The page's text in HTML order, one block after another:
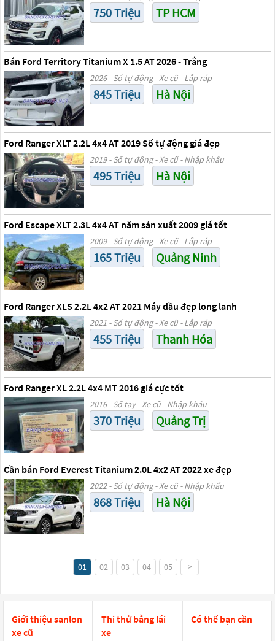
750 Triệu TP HCM
Bán Ford Territory Titanium X 1.5 AT 2026 - Trắng
2026 - Số tự động - Xe cũ - Lắp ráp
845 Triệu Hà Nội
Ford Ranger XLT 2.2L 4x4 AT 2019 Số tự động giá đẹp
2019 - Số tự động - Xe cũ - Nhập khẩu
495 Triệu Hà Nội
Ford Escape XLT 2.3L 4x4 AT năm sản xuất 2009 giá tốt
2009 - Số tự động - Xe cũ - Lắp ráp
165 Triệu Quảng Ninh
Ford Ranger XLS 2.2L 4x2 AT 2021 Máy dầu đẹp long lanh
2021 - Số tự động - Xe cũ - Lắp ráp
455 Triệu Thanh Hóa
Ford Ranger XL 2.2L 4x4 MT 2016 giá cực tốt
2016 - Số tay - Xe cũ - Nhập khẩu
370 Triệu Quảng Trị
Cần bán Ford Everest Titanium 2.0L 4x2 AT 2022 xe đẹp
2022 - Số tự động - Xe cũ - Nhập khẩu
868 Triệu Hà Nội
01 02 03 04 05 >
Giới thiệu sanlon
xe cũ
Thi thử bằng lái
xe
Có thể bạn cần